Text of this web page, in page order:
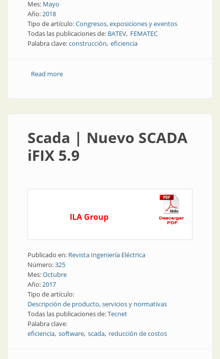
Mes: Mayo
Año:2018
Tipo de artículo:Congresos, exposiciones y eventos
Todas las publicaciones de: BATEV FEMATEC
Palabra clave:construcción eficiencia
Read moreabout BATEV focalizará en construcción y eficiencia
Scada | Nuevo SCADA
iFIX 5.9
ILA Group
Publicado en: Revista Ingeniería Eléctrica
Número:325
Mes:Octubre
Año:2017
Tipo de artículo:
Descripción de producto, servicios y normativas
Todas las publicaciones de:Tecnet
Palabra clave:
eficiencia software scada reducción de costos